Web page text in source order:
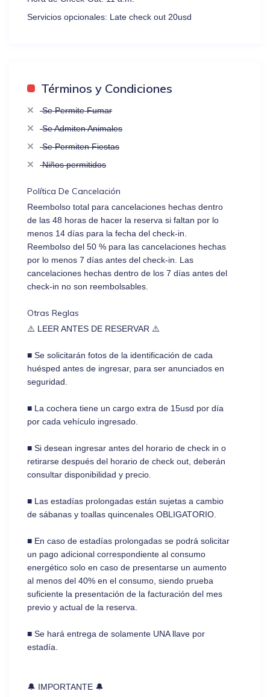
Servicios opcionales: Late check out 20usd
Términos y Condiciones
Se Permite Fumar
Se Admiten Animales
Se Permiten Fiestas
Niños permitidos
Política De Cancelación
Reembolso total para cancelaciones hechas dentro
de las 48 horas de hacer la reserva si faltan por lo
menos 14 días para la fecha del check-in.
Reembolso del 50 % para las cancelaciones hechas
por lo menos 7 días antes del check-in. Las
cancelaciones hechas dentro de los 7 días antes del
check-in no son reembolsables.
Otras Reglas
⚠️ LEER ANTES DE RESERVAR ⚠️
■ Se solicitarán fotos de la identificación de cada
huésped antes de ingresar, para ser anunciados en
seguridad.
■ La cochera tiene un cargo extra de 15usd por día
por cada vehículo ingresado.
■ Si desean ingresar antes del horario de check in o
retirarse después del horario de check out, deberán
consultar disponibilidad y precio.
■ Las estadías prolongadas están sujetas a cambio
de sábanas y toallas quincenales OBLIGATORIO.
■ En caso de estadías prolongadas se podrá solicitar
un pago adicional correspondiente al consumo
energético solo en caso de presentarse un aumento
al menos del 40% en el consumo, siendo prueba
suficiente la presentación de la facturación del mes
previo y actual de la reserva.
■ Se hará entrega de solamente UNA llave por
estadía.
🔔 IMPORTANTE 🔔